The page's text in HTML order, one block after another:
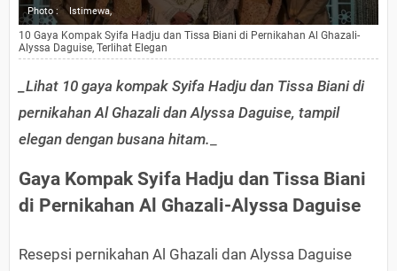
Photo : Istimewa,
10 Gaya Kompak Syifa Hadju dan Tissa Biani di Pernikahan Al Ghazali-
Alyssa Daguise, Terlihat Elegan
_Lihat 10 gaya kompak Syifa Hadju dan Tissa Biani di
pernikahan Al Ghazali dan Alyssa Daguise, tampil
elegan dengan busana hitam.
Gaya Kompak Syifa Hadju dan Tissa Biani
di Pernikahan Al Ghazali-Alyssa Daguise
Resepsi pernikahan Al Ghazali dan Alyssa Daguise